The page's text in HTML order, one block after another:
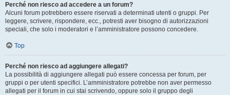
Perché non riesco ad accedere a un forum?
Alcuni forum potrebbero essere riservati a determinati utenti o gruppi. Per
leggere, scrivere, rispondere, ecc., potresti aver bisogno di autorizzazioni
speciali, che solo i moderatori e l’amministratore possono concedere.
Top
Perché non riesco ad aggiungere allegati?
La possibilità di aggiungere allegati può essere concessa per forum, per
gruppi o per utenti specifici. L’amministratore potrebbe non aver permesso
allegati per il forum in cui stai scrivendo, oppure solo il gruppo degli